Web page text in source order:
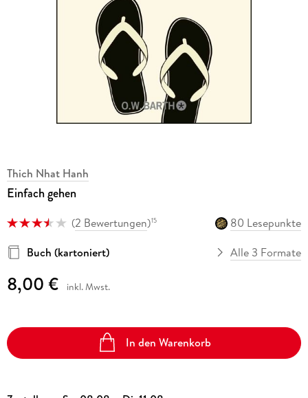
Thich Nhat Hanh
Einfach gehen
(2 Bewertungen)15
80 Lesepunkte
Buch (kartoniert)
Alle 3 Formate
8,00 € inkl. Mwst.
In den Warenkorb